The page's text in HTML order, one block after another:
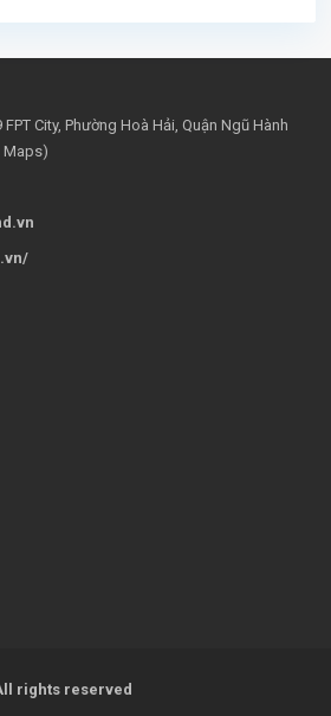
City, Phường Hoà Hải, Quận Ngũ Hành
Maps)
rights reserved